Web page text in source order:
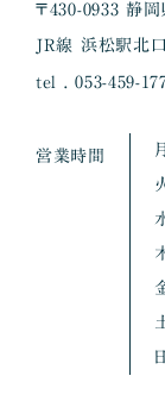
〒430-0933 静岡
JR線 浜松駅北
tel . 053-459-
営業時間 月
日